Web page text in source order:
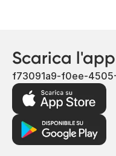
Scarica l'app
f73091a9-f0ee-